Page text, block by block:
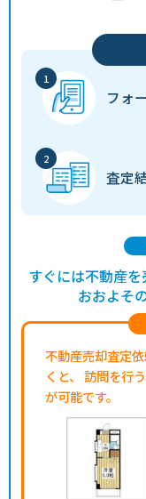
フォ
査定
不動産売却査定
くと、
訪問を行
が可能です。
すぐには不動産を
おおよそ